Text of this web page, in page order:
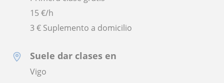
15€/h
3 € Suplemento a domicilio
Suele dar clases en
Vigo